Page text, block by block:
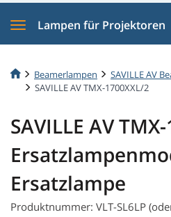
Lampen für Projektoren
Beamerlampen
SAVILLE AV
SAVILLE AV TMX-1700XXL/2
SAVILLE AV
Ersatzlampe
Produktnummer: VLT-SL6LP